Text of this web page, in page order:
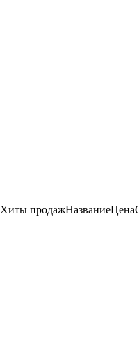
Хиты продажНазваниеЦена